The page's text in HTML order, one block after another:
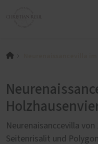
Neurenaisanccevilla
Seitenrisalit und